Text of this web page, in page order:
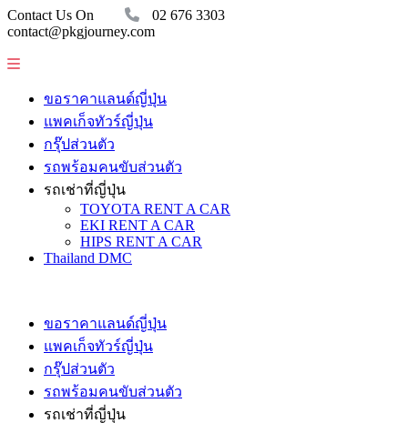
Contact Us On
02 676 3303
contact@pkgjourney.com
ขอราคาแลนด์ญี่ปุ่น
แพคเก็จทัวร์ญี่ปุ่น
กรุ๊ปส่วนตัว
รถพร้อมคนขับส่วนตัว
รถเช่าที่ญี่ปุ่น
TOYOTA RENT A CAR
EKI RENT A CAR
HIPS RENT A CAR
Thailand DMC
ขอราคาแลนด์ญี่ปุ่น
แพคเก็จทัวร์ญี่ปุ่น
กรุ๊ปส่วนตัว
รถพร้อมคนขับส่วนตัว
รถเช่าที่ญี่ปุ่น